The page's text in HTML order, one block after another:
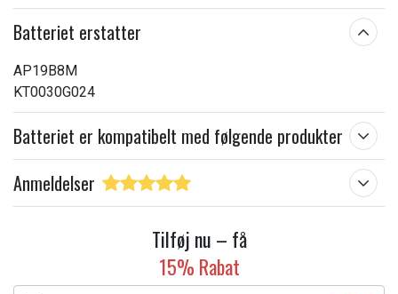
Batteriet erstatter
AP19B8M
KT0030G024
Batteriet er kompatibelt med følgende produkter
Anmeldelser
Tilføj nu – få
15% Rabat